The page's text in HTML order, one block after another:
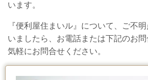
います。
『便利屋住まいル』について、ご不
いましたら、お電話または下記のお
気軽にお問合せください。